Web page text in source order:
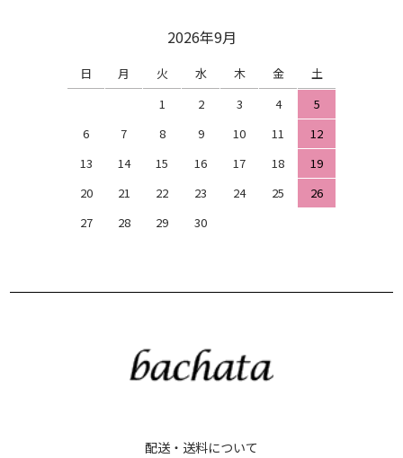
2026年9月
日 月 火 水 木 金
土
1
2 3 4
5
6
7 8 9 10 11
12
13
14 15 16 17 18
19
20
21 22 23 24 25
26
27
28 29 30
配送・送料について